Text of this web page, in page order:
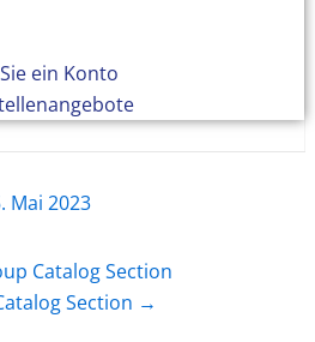
ein Konto
Mai 2023
Catalog Section
Section →